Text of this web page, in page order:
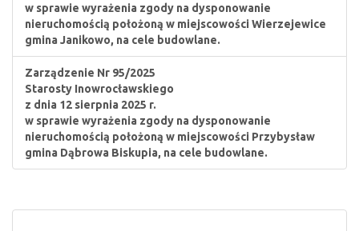
w sprawie wyrażenia zgody na dysponowanie
nieruchomością położoną w miejscowości Wierzejewice
gmina Janikowo, na cele budowlane.
Zarządzenie Nr 95/2025
Starosty Inowrocławskiego
z dnia 12 sierpnia 2025 r.
w sprawie wyrażenia zgody na dysponowanie
nieruchomością położoną w miejscowości Przybysław
gmina Dąbrowa Biskupia, na cele budowlane.